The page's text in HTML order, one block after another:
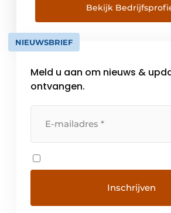
gaat om kantenband,
inbouwartikelen en
werkplaatsbenodigdheden.
in Duitsland en de vestigingen
Bekijk
NIEUWSBRIEF
Meld u aan om nieuws &
ontvangen.